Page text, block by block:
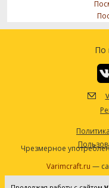
По
Чрезмерное
Varimcraft.ru —